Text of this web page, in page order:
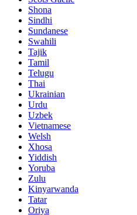
Shona
Sindhi
Sundanese
Swahili
Tajik
Tamil
Telugu
Thai
Ukrainian
Urdu
Uzbek
Vietnamese
Welsh
Xhosa
Yiddish
Yoruba
Zulu
Kinyarwanda
Tatar
Oriya